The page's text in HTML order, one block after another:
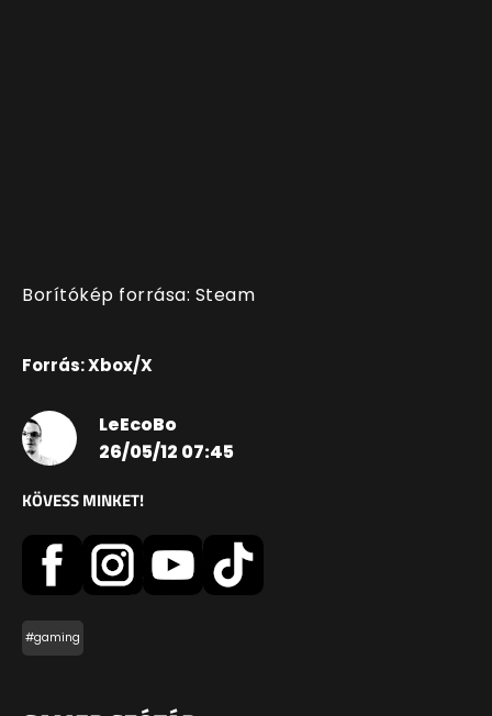
Borítókép forrása: Steam
Forrás: Xbox/X
LeEcoBo
26/05/12 07:45
KÖVESS MINKET!
#gaming